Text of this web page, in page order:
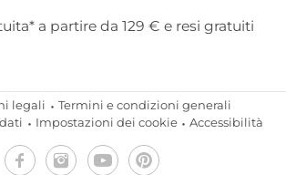
a partire da 129 € e resi gratuiti
legali
Termini e condizioni generali
Impostazioni dei cookie Accessibilità